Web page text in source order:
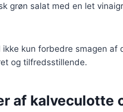
grøn salat med en let
ikke kun forbedre smagen
og tilfredsstillende.
af